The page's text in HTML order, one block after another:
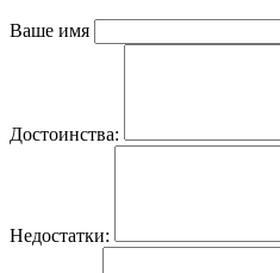
Ваше имя
Достоинства:
Недостатки: